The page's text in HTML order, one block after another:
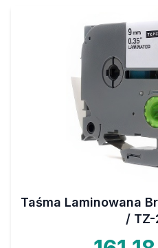
Taśma Laminowana
/ TZ-